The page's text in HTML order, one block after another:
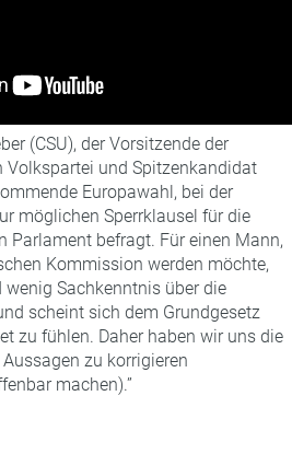
(CSU), der Vorsitzende der
Volkspartei und Spitzenkandidat
Europawahl, bei der
möglichen Sperrklausel für die
Parlament befragt. Für einen Mann,
Kommission werden möchte,
Sachkenntnis über die
scheint sich dem Grundgesetz
zu fühlen. Daher haben wir uns die
zu korrigieren
machen).”